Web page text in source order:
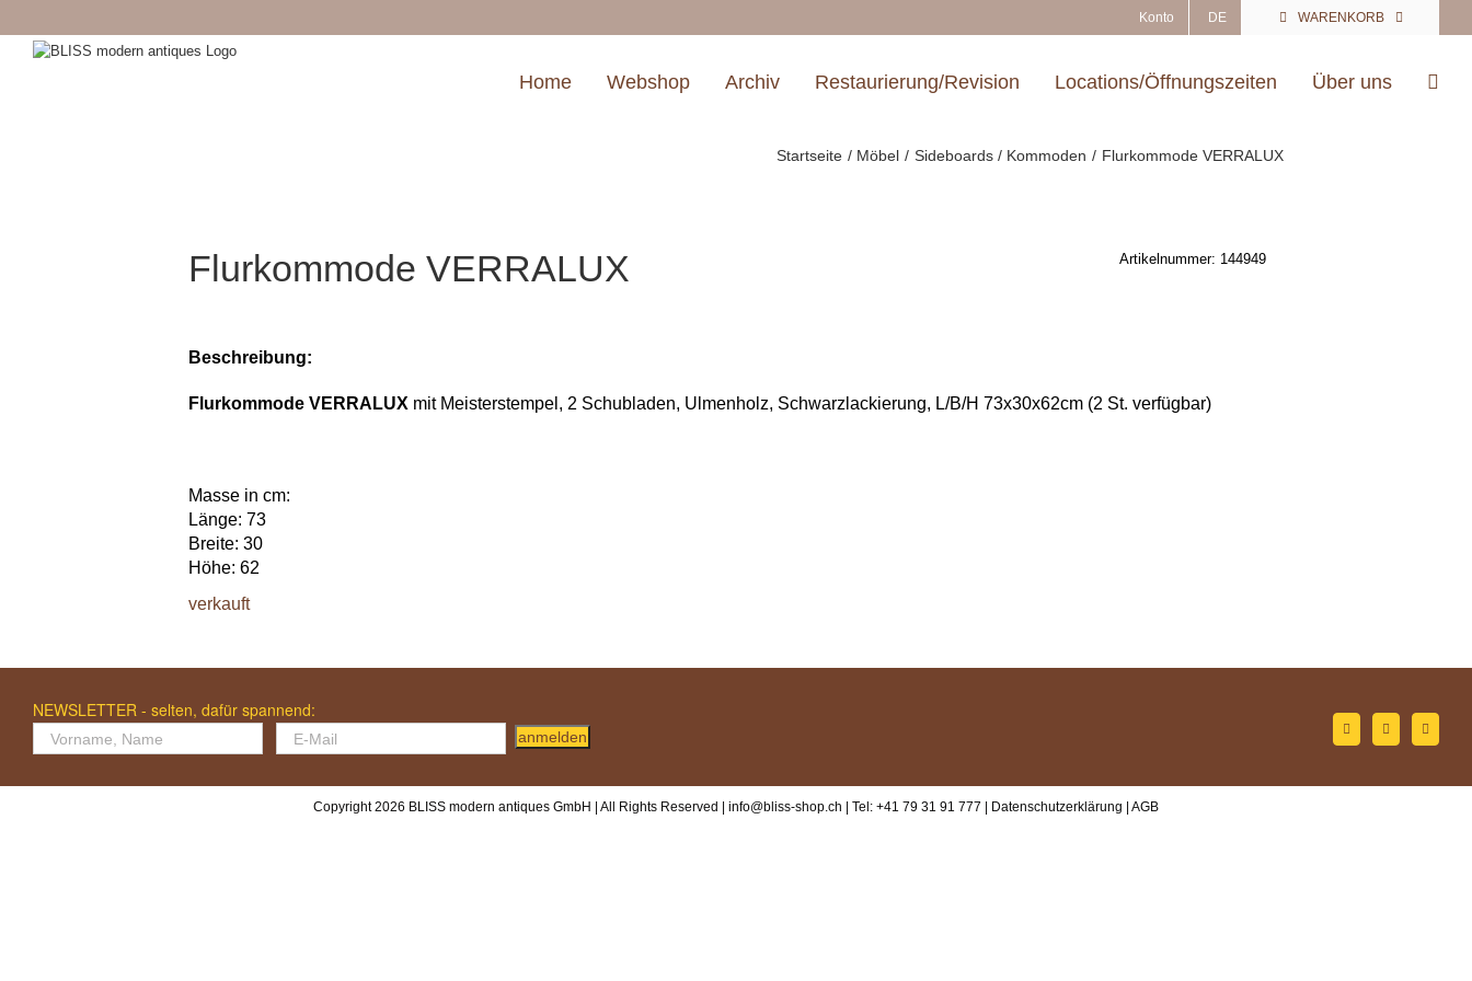
Inhalt
springen
Konto DE WARENKORB
Home Webshop Archiv Restaurierung/Revision Locations/Öffnungszeiten Über uns
Startseite Möbel Sideboards / Kommoden Flurkommode VERRALUX
Flurkommode VERRALUX Artikelnummer: 144949
Beschreibung:
Flurkommode VERRALUX mit Meisterstempel, 2 Schubladen, Ulmenholz, Schwarzlackierung, L/B/H 73x30x62cm (2 St. verfügbar)
Masse in cm:
Länge: 73
Breite: 30
Höhe: 62
verkauft
NEWSLETTER - selten, dafür spannend:
anmelden
Copyright 2026 BLISS modern antiques GmbH | All Rights Reserved | info@bliss-shop.ch | Tel: +41 79 31 91 777 | Datenschutzerklärung AGB